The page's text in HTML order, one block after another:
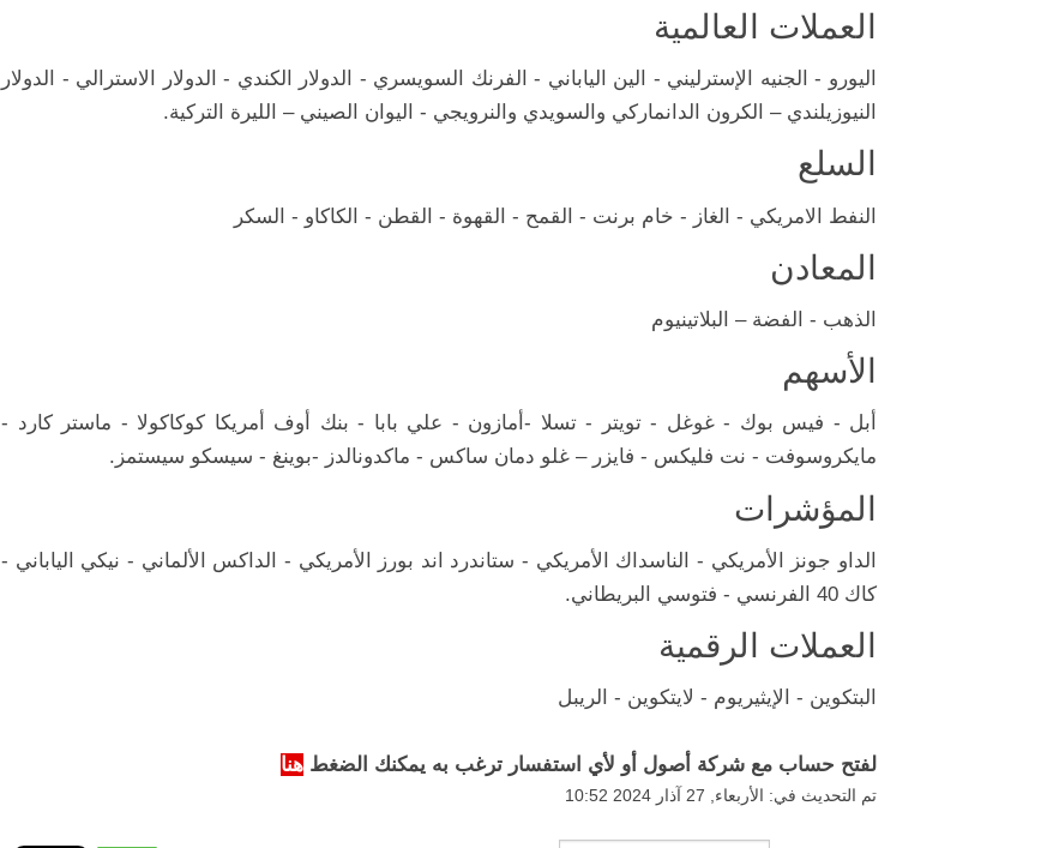
العملات العالمية
اليورو - الجنيه الإسترليني - الين الياباني - الفرنك السويسري - الدولار الكندي - الدولار الاسترالي - الدولار
النيوزيلندي – الكرون الدانماركي والسويدي والنرويجي - اليوان الصيني – الليرة التركية.
السلع
النفط الامريكي - الغاز - خام برنت - القمح - القهوة - القطن - الكاكاو - السكر
المعادن
الذهب - الفضة – البلاتينيوم
الأسهم
أبل - فيس بوك - غوغل - تويتر - تسلا -أمازون - علي بابا - بنك أوف أمريكا كوكاكولا - ماستر كارد -
مايكروسوفت - نت فليكس - فايزر – غلو دمان ساكس - ماكدونالدز -بوينغ - سيسكو سيستمز.
المؤشرات
الداو جونز الأمريكي - الناسداك الأمريكي - ستاندرد اند بورز الأمريكي - الداكس الألماني - نيكي الياباني -
كاك 40 الفرنسي - فتوسي البريطاني.
العملات الرقمية
البتكوين - الإيثيريوم - لايتكوين - الريبل
لفتح حساب مع شركة أصول أو لأي استفسار ترغب به يمكنك الضغط هنا
تم التحديث في: الأربعاء, 27 آذار 2024 10:52